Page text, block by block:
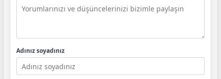
Adınız soyadınız